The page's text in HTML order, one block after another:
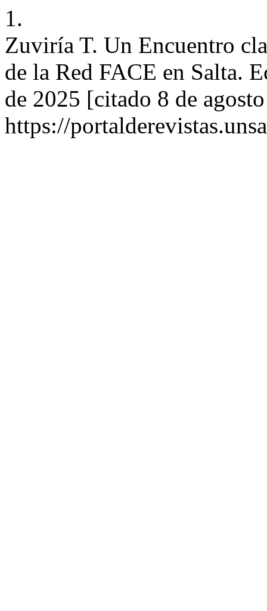
1.
Zuviría T. Un Encuentro
de la Red FACE en Salta.
de 2025 [citado 8 de
https://